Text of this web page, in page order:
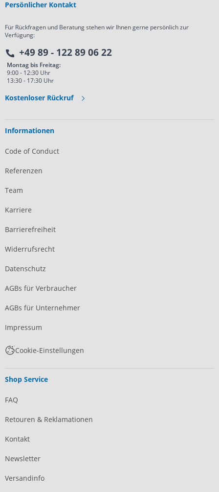
Persönlicher Kontakt
Für Rückfragen und Beratung stehen wir Ihnen gerne persönlich zur
Verfügung:
+49 89 - 122 89 06 22
Montag bis Freitag:
9:00 - 12:30 Uhr
13:30 - 17:30 Uhr
Kostenloser Rückruf
Informationen
Code of Conduct
Referenzen
Team
Karriere
Barrierefreiheit
Widerrufsrecht
Datenschutz
AGBs für Verbraucher
AGBs für Unternehmer
Impressum
Cookie-Einstellungen
Shop Service
FAQ
Retouren & Reklamationen
Kontakt
Newsletter
Versandinfo